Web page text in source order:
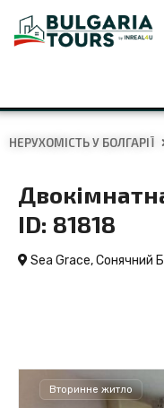
НЕРУХОМІСТЬ У БОЛГАРІЇ
ID: 81818
Sea Grace,Сонячний
Вторинне житло